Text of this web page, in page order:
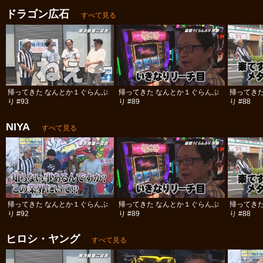
ドラゴン広石 すべて見る
帰ってきた なんとか１ぐらんぷ
り #93
帰ってきた なんとか１ぐらんぷ
り #89
帰ってき
り #88
NIYA すべて見る
帰ってきた なんとか１ぐらんぷ
り #92
帰ってきた なんとか１ぐらんぷ
り #89
帰ってき
り #88
ヒロシ・ヤング すべて見る